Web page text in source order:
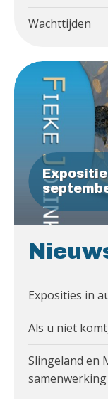
Wachttijden
Exposities in
Als u niet
Slingeland en